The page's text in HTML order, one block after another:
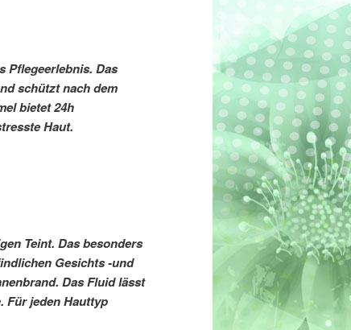
Pflegeerlebnis. Das
schützt nach dem
bietet 24h
Haut.
Teint. Das besonders
Gesichts -und
Das Fluid lässt
Für jeden Hauttyp